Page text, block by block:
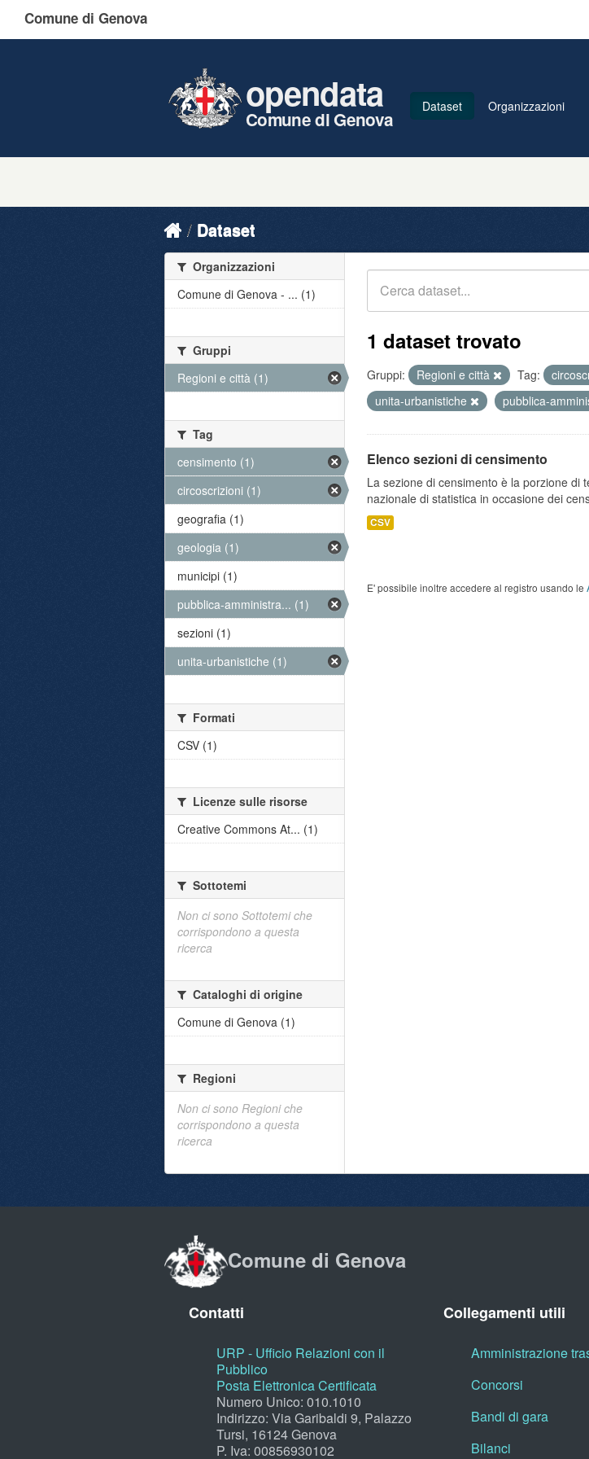
Comune di Genova
opendata
Comune di Genova
Dataset Organizzazioni
Dataset
1 dataset trovato
Gruppi: Regioni e città Tag:
unita-urbanistiche
pubblica-
Elenco sezioni di censimento
La sezione di censimento è la porzione di
nazionale di statistica in occasione dei
CSV
E' possibile inoltre accedere al registro usando le
Organizzazioni
Comune di Genova - ... (1)
Gruppi
Regioni e città (1)
Tag
censimento (1)
circoscrizioni (1)
geografia (1)
geologia (1)
municipi (1)
pubblica-amministra... (1)
sezioni (1)
unita-urbanistiche (1)
Formati
CSV (1)
Licenze sulle risorse
Creative Commons At... (1)
Sottotemi
Non ci sono Sottotemi che
corrispondono a questa
ricerca
Cataloghi di origine
Comune di Genova (1)
Regioni
Non ci sono Regioni che
corrispondono a questa
ricerca
Comune di Genova
Contatti
URP - Ufficio Relazioni con il
Pubblico
Posta Elettronica Certificata
Numero Unico: 010.1010
Indirizzo: Via Garibaldi 9, Palazzo
Tursi, 16124 Genova
P. Iva: 00856930102
Collegamenti utili
Amministrazione
Concorsi
Bandi di gara
Bilanci